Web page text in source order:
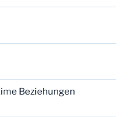
Beziehungen